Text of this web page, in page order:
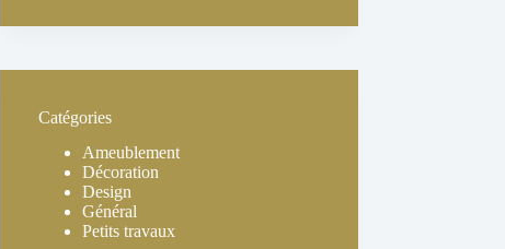
Catégories
Ameublement
Décoration
Design
Général
Petits travaux